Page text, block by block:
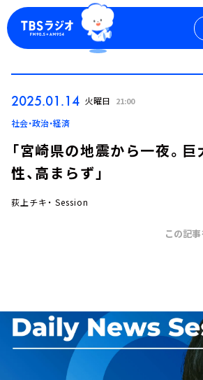
お知らせ
イベント・グッズ
YouTube
会社情報
2025.01.14 火曜日 21:00
社会・政治・経済
「宮崎県の地震から一夜。
性、高まらず」
荻上チキ・ Session
この記